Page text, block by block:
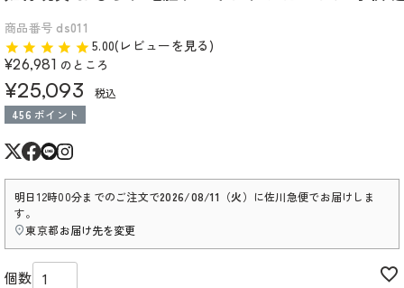
商品番号 ds011
5.00(レビューを見る)
¥26,981 のところ
¥25,093
税込
456 ポイント
明日12時00分までのご注文で2026/08/11（火） に佐川急便でお届けしま
す。
東京都お届け先を変更